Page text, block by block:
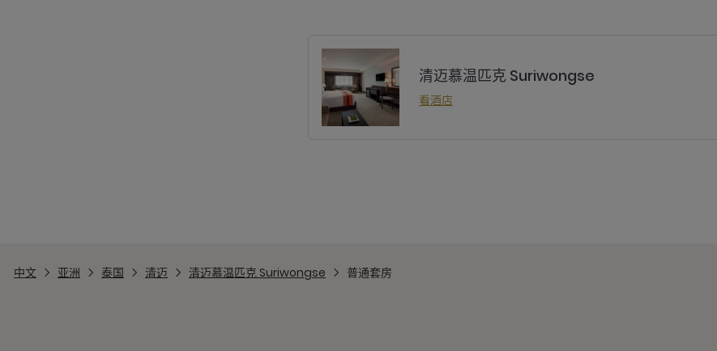
清迈慕温匹克 Suriwongse
看酒店
中文 亚洲 泰国 清迈 清迈慕温匹克 Suriwongse 普通套房